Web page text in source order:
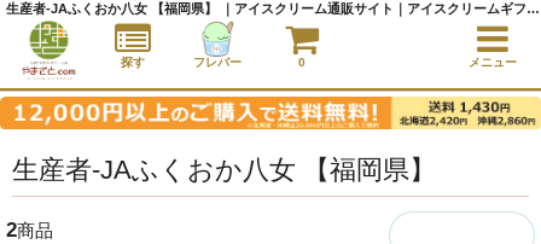
生産者-JAふくおか八女 【福岡県】
2商品
生産者-JAふくおか八女 【福岡県】 ｜アイスクリーム通販サイト｜アイスクリームギフト│全国にご当地アイスをお届け - やまざと.com
探す フレバー 0 メニュー